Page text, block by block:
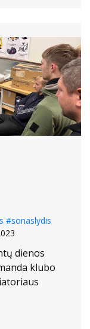
#sonaslydis
dienos
klubo